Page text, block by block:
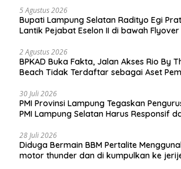
5 Agustus 2026
Bupati Lampung Selatan Radityo Egi
Lantik Pejabat Eselon II di bawah
2 Agustus 2026
BPKAD Buka Fakta, Jalan Akses Rio By
Beach Tidak Terdaftar sebagai Aset
30 Juli 2026
PMI Provinsi Lampung Tegaskan
PMI Lampung Selatan Harus Responsif
28 Juli 2026
Diduga Bermain BBM Pertalite
motor thunder dan di kumpulkan ke